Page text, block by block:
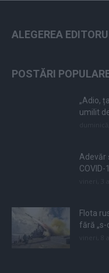
ALEGEREA
POSTĂRI
„Adio,
umilit
Adevăr
COVID-
Flota
fără „s-